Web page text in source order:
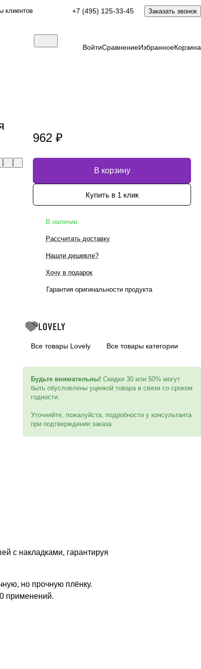
клиентов +7 (495) 125-33-45 Заказать звонок
ВойтиСравнениеИзбранноеКорзина
962 ₽
В корзину
Купить в 1 клик
В наличии
Рассчитать доставку
Нашли дешевле?
Хочу в подарок
Гарантия оригинальности продукта
Все товары Lovely Все товары категории
Будьте внимательны! Скидки 30 или 50% могут
быть обусловлены уценкой товара в связи со сроком
годности.
Уточняйте, пожалуйста, подробности у консультанта
при подтверждении заказа.
с накладками, гарантируя
но прочную плёнку.
применений.